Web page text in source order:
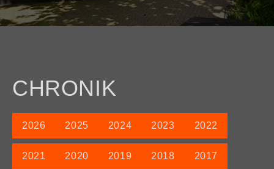
CHRONIK
2026 2025 2024 2023 2022
2021 2020 2019 2018 2017